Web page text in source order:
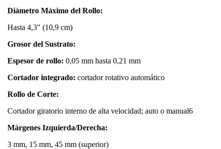
Diámetro Máximo del Rollo:
Hasta 4,3" (10,9 cm)
Grosor del Sustrato:
Espesor de rollo: 0,05 mm hasta 0,21 mm
Cortador integrado: cortador rotativo automático
Rollo de Corte:
Cortador giratorio interno de alta velocidad; auto o manual6
Márgenes Izquierda/Derecha:
3 mm, 15 mm, 45 mm (superior)